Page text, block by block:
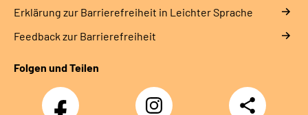
Erklärung zur Barrierefreiheit in Leichter Sprache
Feedback zur Barrierefreiheit
Folgen und Teilen
Facebook
Instagram
DRV
Teilen